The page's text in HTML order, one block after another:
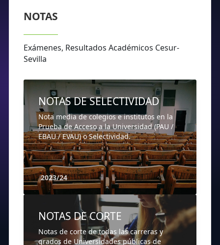
NOTAS
Exámenes, Resultados Académicos Cesur-
Sevilla
NOTAS DE SELECTIVIDAD
Nota media de colegios e institutos en la
Prueba de Acceso a la Universidad (PAU /
EBAU / EVAU) o Selectividad.
2023/24
NOTAS DE CORTE
Notas de corte de todas las carreras y
grados de Universidades públicas de